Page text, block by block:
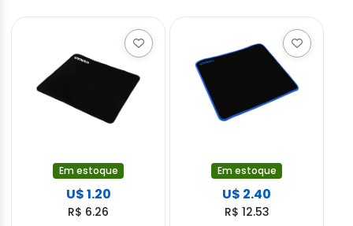
Em estoque
U$ 1.20
R$ 6.26
Em estoque
U$ 2.40
R$ 12.53